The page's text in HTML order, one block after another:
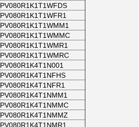
PV080R1K1T1WFDS
PV080R1K1T1WFR1
PV080R1K1T1WMM1
PV080R1K1T1WMMC
PV080R1K1T1WMR1
PV080R1K1T1WMRC
PV080R1K4T1N001
PV080R1K4T1NFHS
PV080R1K4T1NFR1
PV080R1K4T1NMM1
PV080R1K4T1NMMC
PV080R1K4T1NMMZ
PV080R1K4T1NMR1